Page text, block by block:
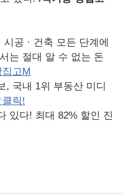
공 · 건축 모든 단계에
는 절대 알 수 없는 돈
집고M
, 국내 1위 부동산 미디
클릭!
있다! 최대 82% 할인 진